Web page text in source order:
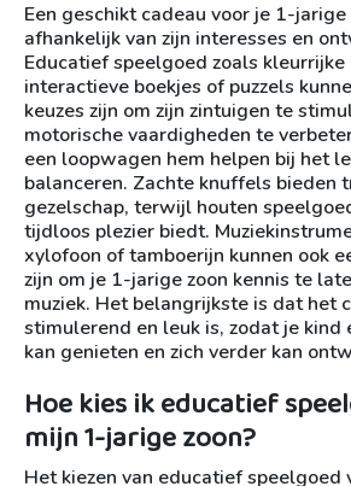
Een geschikt cadeau voor je 1-jarige
afhankelijk van zijn interesses en
Educatief speelgoed zoals kleurrijke
interactieve boekjes of puzzels
keuzes zijn om zijn zintuigen te
motorische vaardigheden te
een loopwagen hem helpen bij het
balanceren. Zachte knuffels bieden
gezelschap, terwijl houten
tijdloos plezier biedt.
xylofoon of tamboerijn kunnen ook
zijn om je 1-jarige zoon kennis te
muziek. Het belangrijkste is dat het
stimulerend en leuk is, zodat je kind
kan genieten en zich verder kan
Hoe kies ik educatief
mijn 1-jarige zoon?
Het kiezen van educatief speelgoed